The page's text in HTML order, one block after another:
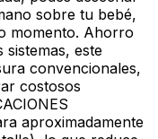
sobre tu bebé,
momento. Ahorro
sistemas, este
convencionales,
costosos
aproximadamente